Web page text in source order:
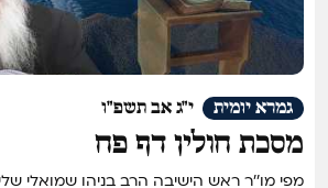
י"ג אב תשפ"ו גמרא יומית
מסכת חולין דף פח
מפי מו''ר ראש הישיבה הרב בניהו שמואלי שליט''א